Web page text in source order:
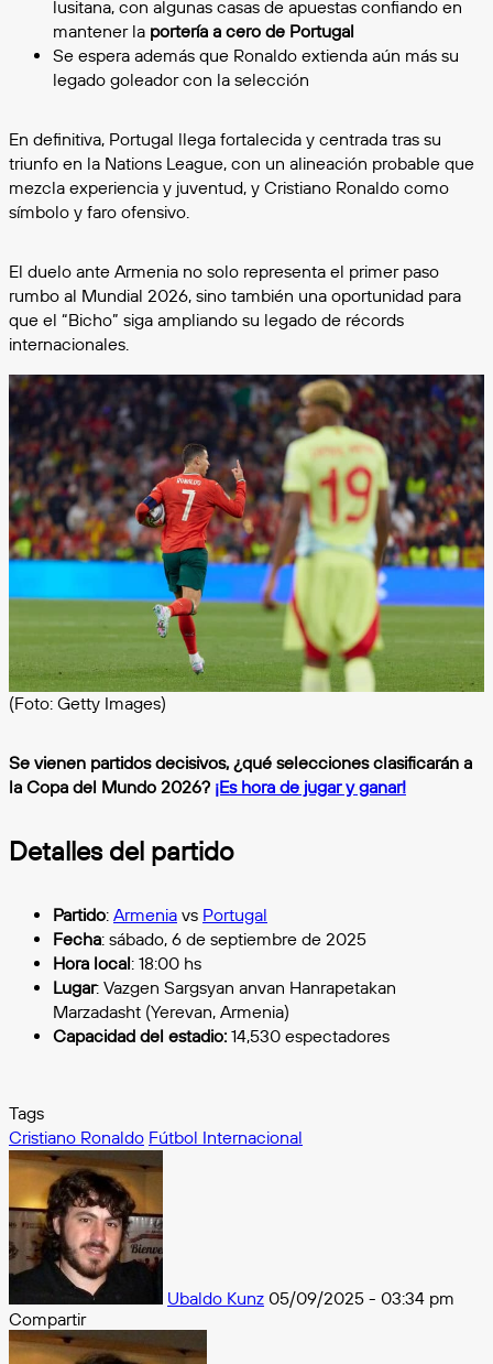
lusitana, con algunas casas de apuestas confiando en
mantener la portería a cero de Portugal
Se espera además que Ronaldo extienda aún más su
legado goleador con la selección
En definitiva, Portugal llega fortalecida y centrada tras su
triunfo en la Nations League, con un alineación probable que
mezcla experiencia y juventud, y Cristiano Ronaldo como
símbolo y faro ofensivo.
El duelo ante Armenia no solo representa el primer paso
rumbo al Mundial 2026, sino también una oportunidad para
que el “Bicho” siga ampliando su legado de récords
internacionales.
(Foto: Getty Images)
Se vienen partidos decisivos, ¿qué selecciones clasificarán a
la Copa del Mundo 2026? ¡Es hora de jugar y ganar!
Detalles del partido
Partido: Armenia vs Portugal
Fecha: sábado, 6 de septiembre de 2025
Hora local: 18:00 hs
Lugar: Vazgen Sargsyan anvan Hanrapetakan
Marzadasht (Yerevan, Armenia)
Capacidad del estadio: 14,530 espectadores
Tags
Cristiano Ronaldo Fútbol Internacional
Ubaldo Kunz 05/09/2025 - 03:34 pm
Compartir
Facebook
X
Messenger
Messenger
WhatsApp
Telegram
Compartir